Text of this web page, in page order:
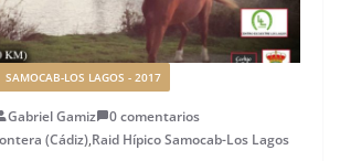
SAMOCAB-LOS LAGOS - 2017
Gabriel Gamiz
0 comentarios
(Cádiz),Raid Hípico Samocab-Los Lagos